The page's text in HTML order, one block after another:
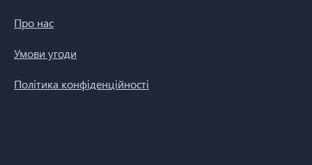
Про нас
Умови угоди
Політика конфіденційності